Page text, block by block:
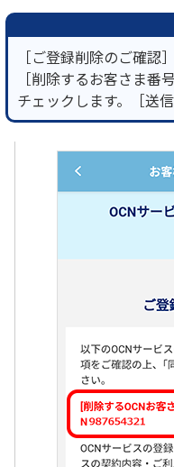
［ご登録削除のご確認
［削除するお客さま番
チェックします。［送